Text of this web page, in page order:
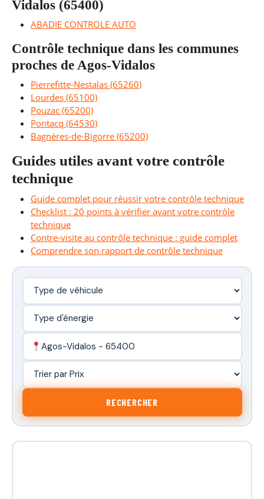
Vidalos (65400)
ABADIE CONTROLE AUTO
Contrôle technique dans les communes
proches de Agos-Vidalos
Pierrefitte-Nestalas (65260)
Lourdes (65100)
Pouzac (65200)
Pontacq (64530)
Bagnères-de-Bigorre (65200)
Guides utiles avant votre contrôle
technique
Guide complet pour réussir votre contrôle technique
Checklist : 20 points à vérifier avant votre contrôle
technique
Contre-visite au contrôle technique : guide complet
Comprendre son rapport de contrôle technique
Agos-Vidalos - 65400
RECHERCHER